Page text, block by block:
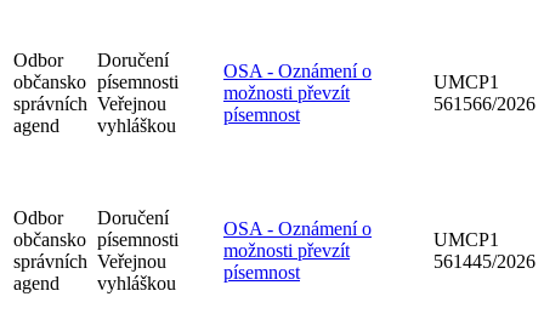
Odbor
občansko
správních
agend
Doručení
písemnosti
Veřejnou
vyhláškou
OSA - Oznámení o
možnosti převzít
písemnost
UMCP1
561566/2026
Odbor
občansko
správních
agend
Doručení
písemnosti
Veřejnou
vyhláškou
OSA - Oznámení o
možnosti převzít
písemnost
UMCP1
561445/2026